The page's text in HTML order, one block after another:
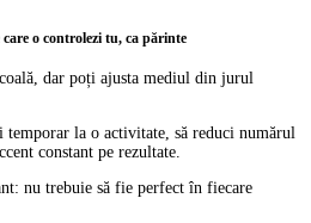
o controlezi tu, ca părinte
dar poți ajusta mediul din jurul
temporar la o activitate, să reduci numărul
constant pe rezultate.
nu trebuie să fie perfect în fiecare